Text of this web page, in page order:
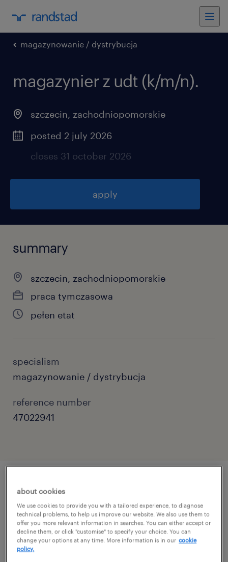
magazynowanie / dystrybucja
magazynier z udt (k/m/n).
szczecin, zachodniopomorskie
posted 2 july 2026
closes 31 october 2026
apply
summary
szczecin, zachodniopomorskie
praca tymczasowa
pełen etat
specialism
magazynowanie / dystrybucja
reference number
47022941
job details
Szukasz stabilnego zatrudnienia, w którym
Twoje doświadczenie na magazynie zostanie
docenione? Dla jednego z naszych Klientów
about cookies
We use cookies to provide you with a tailored experience, to diagnose
technical problems, to help us improve our website. We also use them to
offer you more relevant information in searches. You can either accept or
decline them, or click "customise" to specify your choice. You can
change your options at any time. More information is in our cookie
policy.